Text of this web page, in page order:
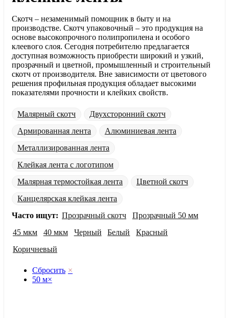
Скотч – незаменимый помощник в быту и на
производстве. Скотч упаковочный – это продукция на
основе высокопрочного полипропилена и особого
клеевого слоя. Сегодня потребителю предлагается
доступная возможность приобрести широкий и узкий,
прозрачный и цветной, промышленный и строительный
скотч от производителя. Вне зависимости от цветового
решения профильная продукция обладает высокими
показателями прочности и клейких свойств.
Малярный скотч
Двухсторонний скотч
Армированная лента
Алюминиевая лента
Металлизированная лента
Клейкая лента с логотипом
Малярная термостойкая лента
Цветной скотч
Канцелярская клейкая лента
Часто ищут: Прозрачный скотч
Прозрачный 50 мм
45 мкм
40 мкм Черный Белый
Красный
Коричневый
Сбросить ×
50 м×